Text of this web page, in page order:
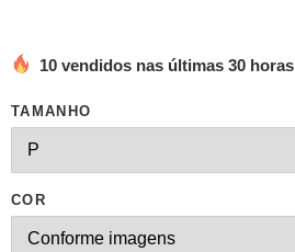
10 vendidos nas últimas 30 horas
TAMANHO
COR